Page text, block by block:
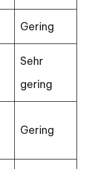
Gering
Sehr
gering
Gering